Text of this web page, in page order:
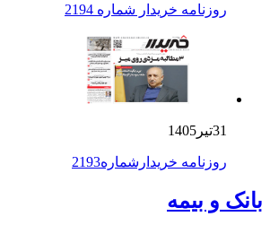
روزنامه خریدار شماره 2194
31تیر1405
روزنامه خریدارشماره2193
بانک و بیمه